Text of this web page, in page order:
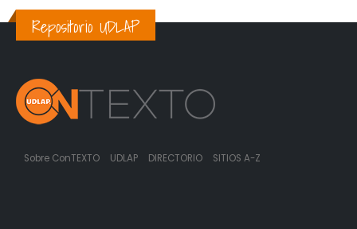
Repositorio UDLAP
Sobre ConTEXTO UDLAP DIRECTORIO SITIOS A-Z